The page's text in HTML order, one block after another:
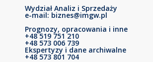
Wydział Analiz i Sprzedaży
e-mail: biznes@imgw.pl
Prognozy, opracowania i inne
+48 519 751 210
+48 573 006 739
Ekspertyzy i dane archiwalne
+48 573 801 704